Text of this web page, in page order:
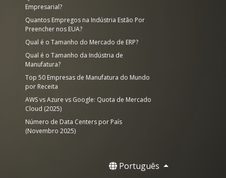
Empresarial?
Quantos Empregos na Indústria Estão Por
Preencher nos EUA?
Qual é o Tamanho do Mercado de ERP?
Qual é o Tamanho da Indústria de
Manufatura?
Top 50 Empresas de Manufatura do Mundo
por Receita
AWS vs Azure vs Google: Quota de Mercado
Cloud (2025)
Número de Data Centers por País
(Novembro 2025)
Português